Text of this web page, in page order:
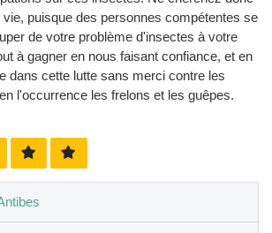
puisque des personnes compétentes se
de votre problème d'insectes à votre
à gagner en nous faisant confiance, et en
dans cette lutte sans merci contre les
l'occurrence les frelons et les guêpes.